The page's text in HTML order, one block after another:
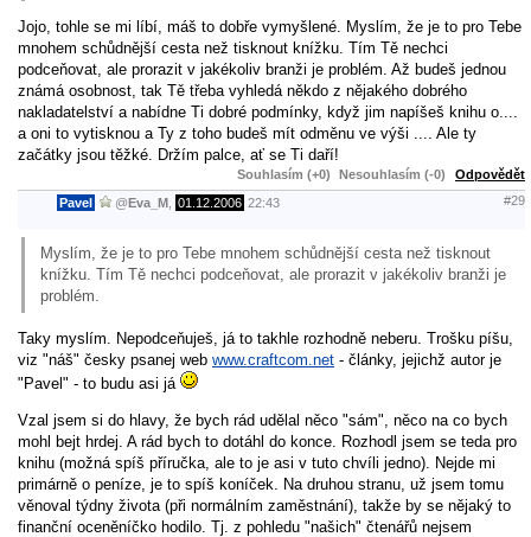
Jojo, tohle se mi líbí, máš to dobře vymyšlené. Myslím, že je to pro Tebe
mnohem schůdnější cesta než tisknout knížku. Tím Tě nechci
podceňovat, ale prorazit v jakékoliv branži je problém. Až budeš jednou
známá osobnost, tak Tě třeba vyhledá někdo z nějakého dobrého
nakladatelství a nabídne Ti dobré podmínky, když jim napíšeš knihu o....
a oni to vytisknou a Ty z toho budeš mít odměnu ve výši .... Ale ty
začátky jsou těžké. Držím palce, ať se Ti daří!
Souhlasím (+0) Nesouhlasím (-0) Odpovědět
Pavel @Eva_M 01.12.2006 22:43 #29
Myslím, že je to pro Tebe mnohem schůdnější cesta než tisknout
knížku. Tím Tě nechci podceňovat, ale prorazit v jakékoliv branži je
problém.
Taky myslím. Nepodceňuješ, já to takhle rozhodně neberu. Trošku píšu,
viz "náš" česky psanej web www.craftcom.net - články, jejichž autor je
"Pavel" - to budu asi já
Vzal jsem si do hlavy, že bych rád udělal něco "sám", něco na co bych
mohl bejt hrdej. A rád bych to dotáhl do konce. Rozhodl jsem se teda pro
knihu (možná spíš příručka, ale to je asi v tuto chvíli jedno). Nejde mi
primárně o peníze, je to spíš koníček. Na druhou stranu, už jsem tomu
věnoval týdny života (při normálním zaměstnání), takže by se nějaký to
finanční oceněníčko hodilo. Tj. z pohledu "našich" čtenářů nejsem